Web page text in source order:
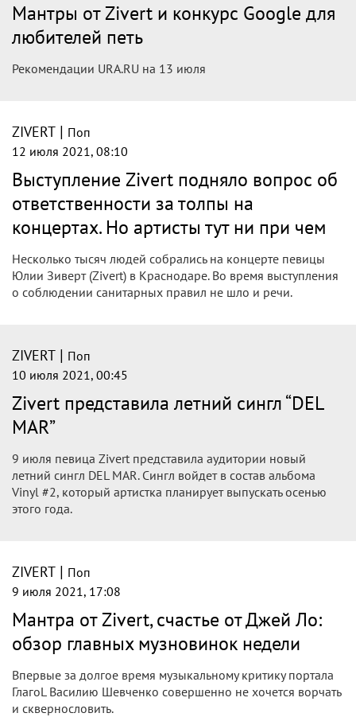
Мантры от Zivert и конкурс Google для
любителей петь
Рекомендации URA.RU на 13 июля
ZIVERT | Поп
12 июля 2021, 08:10
Выступление Zivert подняло вопрос об
ответственности за толпы на
концертах. Но артисты тут ни при чем
Несколько тысяч людей собрались на концерте певицы
Юлии Зиверт (Zivert) в Краснодаре. Во время выступления
о соблюдении санитарных правил не шло и речи.
ZIVERT | Поп
10 июля 2021, 00:45
Zivert представила летний сингл “DEL
MAR”
9 июля певица Zivert представила аудитории новый
летний сингл DEL MAR. Сингл войдет в состав альбома
Vinyl #2, который артистка планирует выпускать осенью
этого года.
ZIVERT | Поп
9 июля 2021, 17:08
Мантра от Zivert, счастье от Джей Ло:
обзор главных музновинок недели
Впервые за долгое время музыкальному критику портала
ГлагоL Василию Шевченко совершенно не хочется ворчать
и сквернословить.